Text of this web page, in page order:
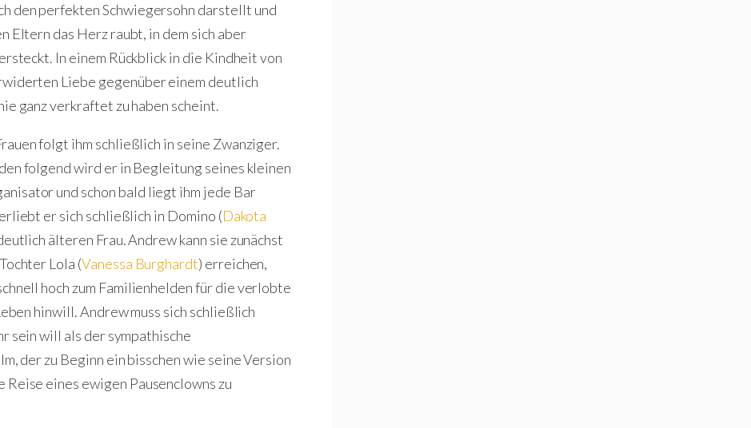
den perfekten Schwiegersohn darstellt und
das Herz raubt, in dem sich aber
In einem Rückblick in die Kindheit von
Liebe gegenüber einem deutlich
ganz verkraftet zu haben scheint.
folgt ihm schließlich in seine Zwanziger.
folgend wird er in Begleitung seines kleinen
und schon bald liegt ihm jede Bar
er sich schließlich in Domino (Dakota
älteren Frau. Andrew kann sie zunächst
Lola (Vanessa Burghardt) erreichen,
hoch zum Familienhelden für die verlobte
hinwill. Andrew muss sich schließlich
sein will als der sympathische
der zu Beginn ein bisschen wie seine Version
eines ewigen Pausenclowns zu